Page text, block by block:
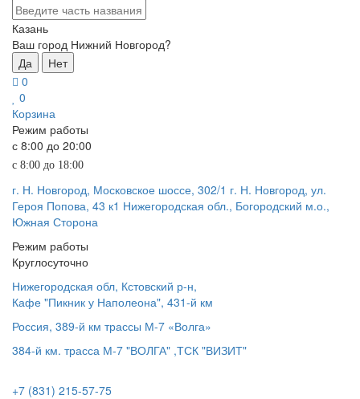
Казань
Ваш город Нижний Новгород?
Да
Нет
0
0
Корзина
Режим работы
с 8:00 до 20:00
с 8:00 до 18:00
г. Н. Новгород, Московское шоссе, 302/1 г. Н. Новгород, ул.
Героя Попова, 43 к1 Нижегородская обл., Богородский м.о.,
Южная Сторона
Режим работы
Круглосуточно
Нижегородская обл, Кстовский р-н,
Кафе "Пикник у Наполеона", 431-й км
Россия, 389-й км трассы М-7 «Волга»
384-й км. трасса М-7 "ВОЛГА" ,ТСК "ВИЗИТ"
+7 (831) 215-57-75